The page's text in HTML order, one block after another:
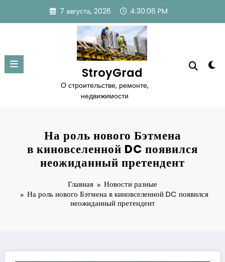
содержимому
7 августа, 2026 4:30:07 PM
StroyGrad
О строительстве, ремонте,
недвижимости
На роль нового Бэтмена
в киновселенной DC появился
неожиданный претендент
Главная
Новости разные
На роль нового Бэтмена в киновселенной DC появился
неожиданный претендент